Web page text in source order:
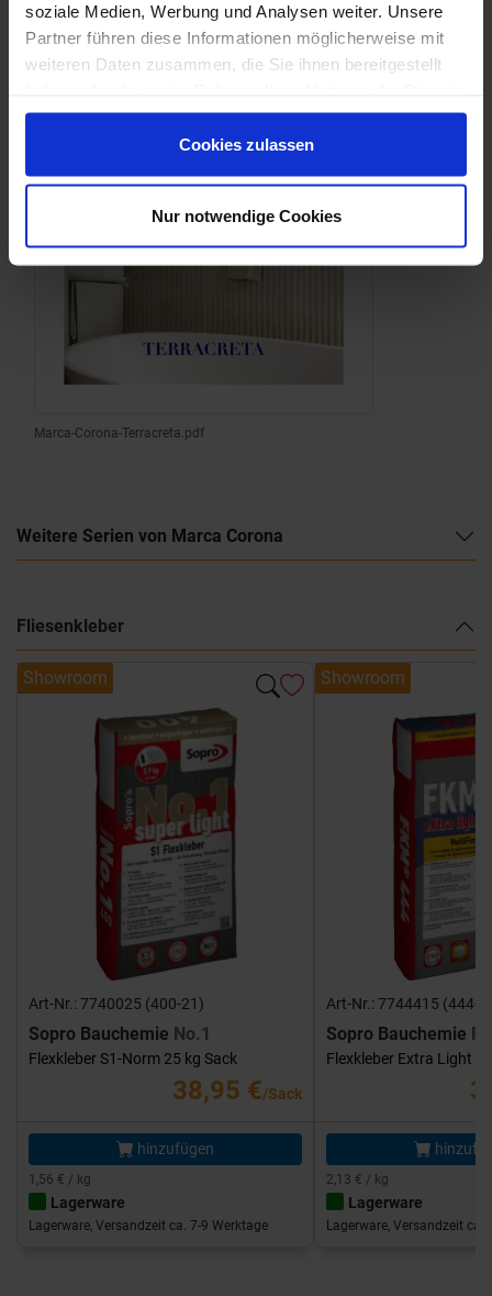
soziale Medien, Werbung und Analysen weiter. Unsere
Partner führen diese Informationen möglicherweise mit
weiteren Daten zusammen, die Sie ihnen bereitgestellt
gesammelt haben.
Cookies zulassen
Nur notwendige Cookies
Marca-Corona-Terracreta.pdf
Weitere Serien von Marca Corona
Fliesenkleber
Showroom
Art-Nr.: 7740025 (400-21)
Sopro Bauchemie No.1
Flexkleber S1-Norm 25 kg Sack
38,95 €/Sack
hinzufügen
1,56 € / kg
Lagerware
Lagerware, Versandzeit ca. 7-9 Werktage
Showroom
Art-Nr.: 7744415 (444-
Sopro Bauchemie
Flexkleber Extra Light
2,13 € / kg
Lagerware
Lagerware, Versandzeit ca.